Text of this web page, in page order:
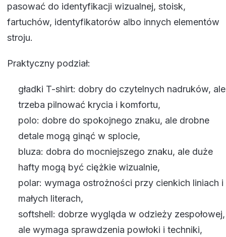
pasować do identyfikacji wizualnej, stoisk,
fartuchów, identyfikatorów albo innych elementów
stroju.
Praktyczny podział:
gładki T-shirt: dobry do czytelnych nadruków, ale
trzeba pilnować krycia i komfortu,
polo: dobre do spokojnego znaku, ale drobne
detale mogą ginąć w splocie,
bluza: dobra do mocniejszego znaku, ale duże
hafty mogą być ciężkie wizualnie,
polar: wymaga ostrożności przy cienkich liniach i
małych literach,
softshell: dobrze wygląda w odzieży zespołowej,
ale wymaga sprawdzenia powłoki i techniki,